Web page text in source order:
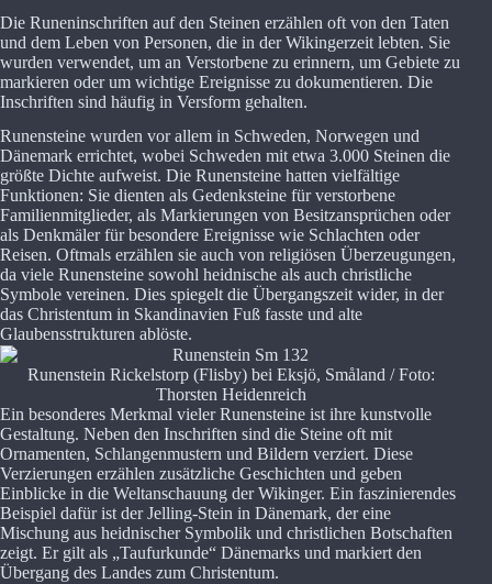
Die Runeninschriften auf den Steinen erzählen oft von den Taten
und dem Leben von Personen, die in der Wikingerzeit lebten. Sie
wurden verwendet, um an Verstorbene zu erinnern, um Gebiete zu
markieren oder um wichtige Ereignisse zu dokumentieren. Die
Inschriften sind häufig in Versform gehalten.
Runensteine wurden vor allem in Schweden, Norwegen und
Dänemark errichtet, wobei Schweden mit etwa 3.000 Steinen die
größte Dichte aufweist. Die Runensteine hatten vielfältige
Funktionen: Sie dienten als Gedenksteine für verstorbene
Familienmitglieder, als Markierungen von Besitzansprüchen oder
als Denkmäler für besondere Ereignisse wie Schlachten oder
Reisen. Oftmals erzählen sie auch von religiösen Überzeugungen,
da viele Runensteine sowohl heidnische als auch christliche
Symbole vereinen. Dies spiegelt die Übergangszeit wider, in der
das Christentum in Skandinavien Fuß fasste und alte
Glaubensstrukturen ablöste.
Runenstein Rickelstorp (Flisby) bei Eksjö, Småland / Foto:
Thorsten Heidenreich
Ein besonderes Merkmal vieler Runensteine ist ihre kunstvolle
Gestaltung. Neben den Inschriften sind die Steine oft mit
Ornamenten, Schlangenmustern und Bildern verziert. Diese
Verzierungen erzählen zusätzliche Geschichten und geben
Einblicke in die Weltanschauung der Wikinger. Ein faszinierendes
Beispiel dafür ist der Jelling-Stein in Dänemark, der eine
Mischung aus heidnischer Symbolik und christlichen Botschaften
zeigt. Er gilt als „Taufurkunde“ Dänemarks und markiert den
Übergang des Landes zum Christentum.